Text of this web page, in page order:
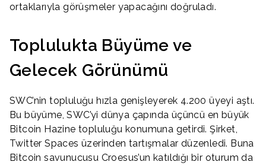
ortaklarıyla görüşmeler yapacağını doğruladı.
Toplulukta Büyüme ve
Gelecek Görünümü
SWC’nin topluluğu hızla genişleyerek 4.200 üyeyi aştı.
Bu büyüme, SWC’yi dünya çapında üçüncü en büyük
Bitcoin Hazine topluluğu konumuna getirdi. Şirket,
Twitter Spaces üzerinden tartışmalar düzenledi. Buna
Bitcoin savunucusu Croesus’un katıldığı bir oturum da